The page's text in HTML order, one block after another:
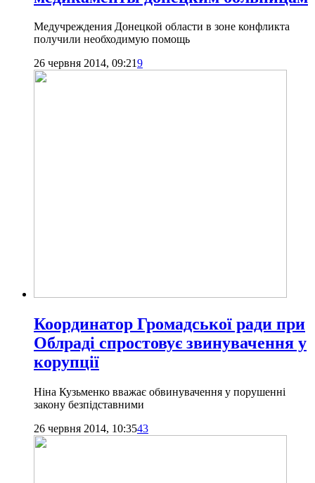
Медучреждения Донецкой области в зоне конфликта
получили необходимую помощь
26 червня 2014, 09:219
Координатор Громадської ради при
Облраді спростовує звинувачення у
корупції
Ніна Кузьменко вважає обвинувачення у порушенні
закону безпідставними
26 червня 2014, 10:3543